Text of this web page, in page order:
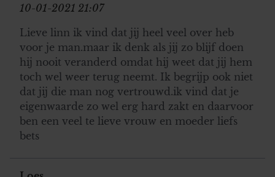
10-01-2021 21:07
Lieve linn ik vind dat jij heel veel over heb
voor je man.maar ik denk als jij zo blijf doen
hij nooit veranderd omdat hij weet dat jij hem
toch wel weer terug neemt. Ik begrijp ook niet
dat jij die man nog vertrouwd.ik vind dat je
eigenwaarde zo wel erg hard zakt en daarvoor
ben een veel te lieve vrouw en moeder liefs
bets